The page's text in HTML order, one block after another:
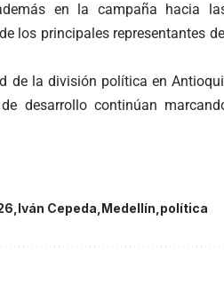
en la campaña hacia
los principales representantes
de la división política en
desarrollo continúan
Iván Cepeda Medellín política